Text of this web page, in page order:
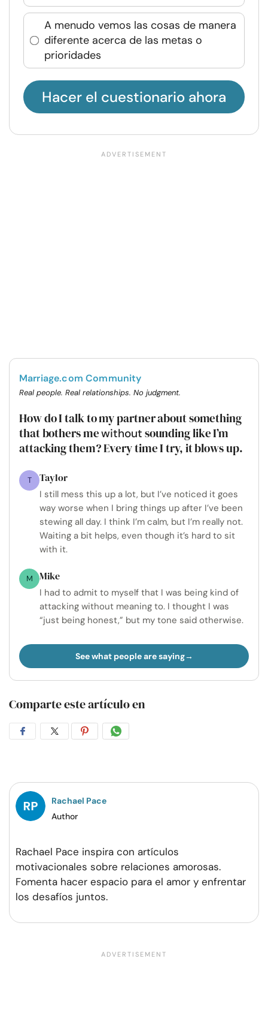
A menudo vemos las cosas de manera
diferente acerca de las metas o
prioridades
Hacer el cuestionario ahora
Marriage.com Community
Real people. Real relationships. No judgment.
How do I talk to my partner about something
that bothers mewithout sounding like I’m
attacking them? Every time I try, it blows up.
T Taylor
I still mess this up a lot, but I’ve noticed it goes
way worse when I bring things up after I’ve been
stewing all day. I think I’m calm, but I’m really not.
Waiting a bit helps, even though it’s hard to sit
with it.
M Mike
I had to admit to myself that I was being kind of
attacking without meaning to. I thought I was
“just being honest,” but my tone said otherwise.
See what people are saying
Comparte este artículo en
CompartirCompartirCompartirCompartir
Rachael Pace
Author
Rachael Pace inspira con artículos
motivacionales sobre relaciones amorosas.
Fomenta hacer espacio para el amor y enfrentar
los desafíos juntos.